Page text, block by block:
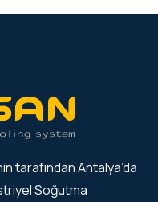
tarafından Antalya’da
Soğutma